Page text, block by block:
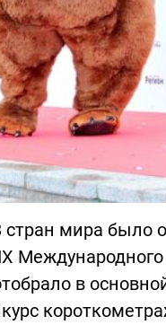
мира было
Международного
в